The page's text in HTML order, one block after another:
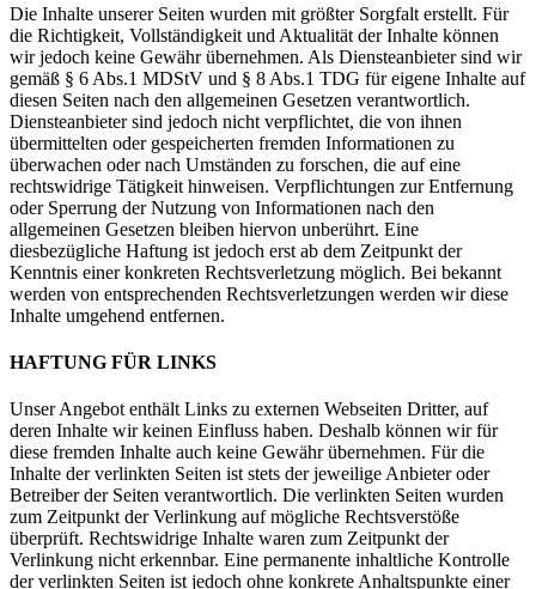
Die Inhalte unserer Seiten wurden mit größter Sorgfalt erstellt. Für
die Richtigkeit, Vollständigkeit und Aktualität der Inhalte können
wir jedoch keine Gewähr übernehmen. Als Diensteanbieter sind wir
gemäß § 6 Abs.1 MDStV und § 8 Abs.1 TDG für eigene Inhalte auf
diesen Seiten nach den allgemeinen Gesetzen verantwortlich.
Diensteanbieter sind jedoch nicht verpflichtet, die von ihnen
übermittelten oder gespeicherten fremden Informationen zu
überwachen oder nach Umständen zu forschen, die auf eine
rechtswidrige Tätigkeit hinweisen. Verpflichtungen zur Entfernung
oder Sperrung der Nutzung von Informationen nach den
allgemeinen Gesetzen bleiben hiervon unberührt. Eine
diesbezügliche Haftung ist jedoch erst ab dem Zeitpunkt der
Kenntnis einer konkreten Rechtsverletzung möglich. Bei bekannt
werden von entsprechenden Rechtsverletzungen werden wir diese
Inhalte umgehend entfernen.
HAFTUNG FÜR LINKS
Unser Angebot enthält Links zu externen Webseiten Dritter, auf
deren Inhalte wir keinen Einfluss haben. Deshalb können wir für
diese fremden Inhalte auch keine Gewähr übernehmen. Für die
Inhalte der verlinkten Seiten ist stets der jeweilige Anbieter oder
Betreiber der Seiten verantwortlich. Die verlinkten Seiten wurden
zum Zeitpunkt der Verlinkung auf mögliche Rechtsverstöße
überprüft. Rechtswidrige Inhalte waren zum Zeitpunkt der
Verlinkung nicht erkennbar. Eine permanente inhaltliche Kontrolle
der verlinkten Seiten ist jedoch ohne konkrete Anhaltspunkte einer